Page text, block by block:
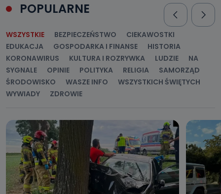
POPULARNE
WSZYSTKIE BEZPIECZEŃSTWO
CIEKAWOSTKI
EDUKACJA
GOSPODARKA I FINANSE
HISTORIA
KORONAWIRUS
KULTURA I ROZRYWKA LUDZIE
NA
SYGNALE
OPINIE POLITYKA RELIGIA
SAMORZĄD
ŚRODOWISKO
WASZE INFO
WSZYSTKICH ŚWIĘTYCH
WYWIADY
ZDROWIE